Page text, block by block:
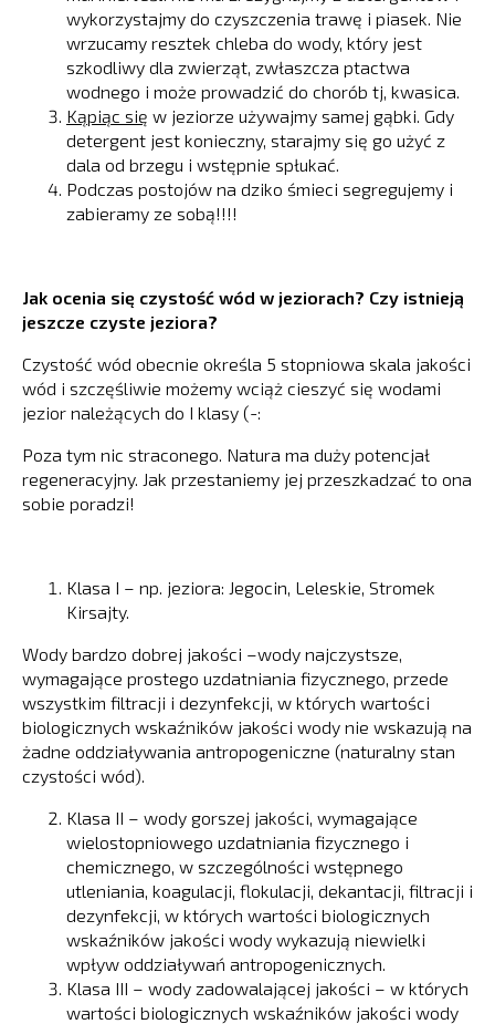
wykorzystajmy do czyszczenia trawę i piasek. Nie
wrzucamy resztek chleba do wody, który jest
szkodliwy dla zwierząt, zwłaszcza ptactwa
wodnego i może prowadzić do chorób tj, kwasica.
Kąpiąc się w jeziorze używajmy samej gąbki. Gdy
detergent jest konieczny, starajmy się go użyć z
dala od brzegu i wstępnie spłukać.
Podczas postojów na dziko śmieci segregujemy i
zabieramy ze sobą!!!!
Jak ocenia się czystość wód w jeziorach? Czy istnieją
jeszcze czyste jeziora?
Czystość wód obecnie określa 5 stopniowa skala jakości
wód i szczęśliwie możemy wciąż cieszyć się wodami
jezior należących do I klasy (-:
Poza tym nic straconego. Natura ma duży potencjał
regeneracyjny. Jak przestaniemy jej przeszkadzać to ona
sobie poradzi!
Klasa I – np. jeziora: Jegocin, Leleskie, Stromek
Kirsajty.
Wody bardzo dobrej jakości –wody najczystsze,
wymagające prostego uzdatniania fizycznego, przede
wszystkim filtracji i dezynfekcji, w których wartości
biologicznych wskaźników jakości wody nie wskazują na
żadne oddziaływania antropogeniczne (naturalny stan
czystości wód).
Klasa II – wody gorszej jakości, wymagające
wielostopniowego uzdatniania fizycznego i
chemicznego, w szczególności wstępnego
utleniania, koagulacji, flokulacji, dekantacji, filtracji i
dezynfekcji, w których wartości biologicznych
wskaźników jakości wody wykazują niewielki
wpływ oddziaływań antropogenicznych.
Klasa III – wody zadowalającej jakości – w których
wartości biologicznych wskaźników jakości wody